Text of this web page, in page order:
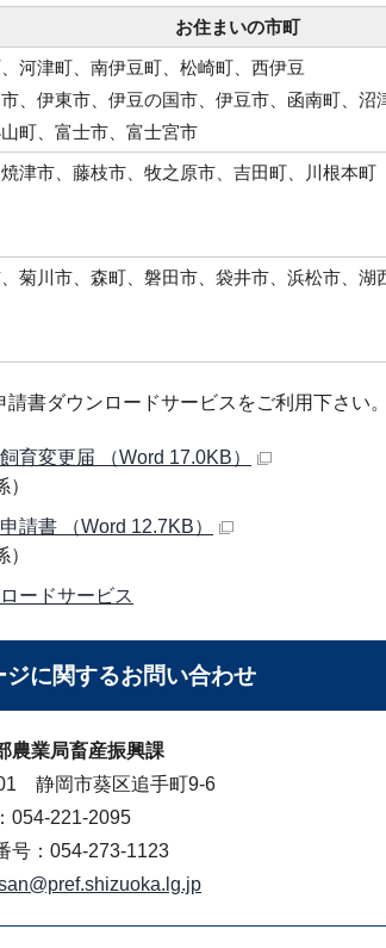
お住まいの市町
河津町、南伊豆町、松崎町、西伊豆
、伊東市、伊豆の国市、伊豆市、函南町、沼
町、富士市、富士宮市
津市、藤枝市、牧之原市、吉田町、川根本町
菊川市、森町、磐田市、袋井市、浜松市、湖
書ダウンロードサービスをご利用下さい。
育変更届 （Word 17.0KB）
請書 （Word 12.7KB）
ードサービス
ジに関するお問い合わせ
農業局畜産振興課
静岡市葵区追手町9-6
054-221-2095
号：054-273-1123